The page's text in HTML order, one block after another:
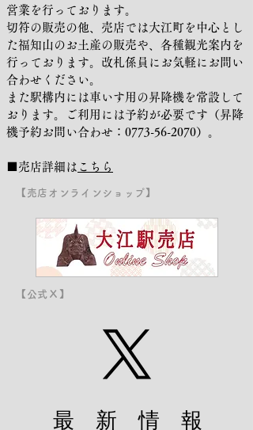
営業を行っております。
切符の販売の他、売店では大江町を中心とし
た福知山のお土産の販売や、各種観光案内を
行っております。改札係員にお気軽にお問い
合わせください。
また駅構内には車いす用の昇降機を常設して
おります。ご利用には予約が必要です（昇降
機予約お問い合わせ：0773-56-2070）。
■売店詳細は こちら
【売店オンラインショップ】
【公式Ｘ】
最 新 情 報